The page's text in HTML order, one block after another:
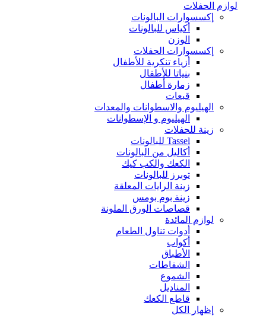
لوازم الحفلات
إكسسوارات البالونات
أكياس للبالونات
الوزن
إكسسوارات الحفلات
أزياء تنكرية للأطفال
بنياتا للأطفال
زمارة أطفال
قبعات
الهيليوم والاسطوانات والمعدات
الهيليوم و الإسطوانات
زينة للحفلات
Tassel للبالونات
أكاليل من البالونات
الكعك والكب كيك
توبرز للبالونات
زينة الرايات المعلقة
زينة بوم بومس
قصاصات الورق الملونة
لوازم المائدة
أدوات تناول الطعام
أكواب
الأطباق
الشفاطات
الشموع
المناديل
قاطع الكعك
إظهار الكل